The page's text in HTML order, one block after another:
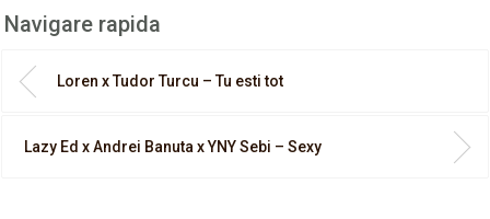
Navigare rapida
Loren x Tudor Turcu – Tu esti tot
Lazy Ed x Andrei Banuta x YNY Sebi – Sexy